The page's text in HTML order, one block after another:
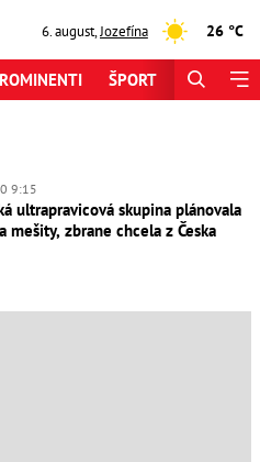
6. august,Jozefína 26 °C
ŠPORT
9:15
ultrapravicová skupina plánovala
mešity, zbrane chcela z Česka